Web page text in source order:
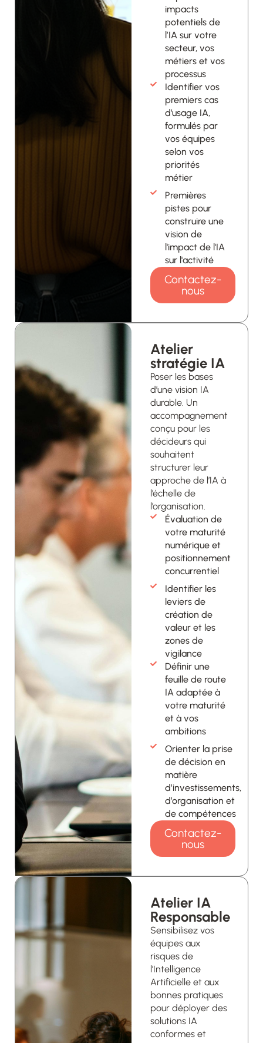
impacts
potentiels de
l’IA sur votre
secteur, vos
métiers et vos
processus
Identifier vos
premiers cas
d’usage IA,
formulés par
vos équipes
selon vos
priorités
métier
Premières
pistes pour
construire une
vision de
l'impact de l'IA
sur l'activité
Contactez-
nous
Atelier
stratégie IA
Poser les bases
d’une vision IA
durable. Un
accompagnement
conçu pour les
décideurs qui
souhaitent
structurer leur
approche de l’IA à
l’échelle de
l’organisation.
Évaluation de
votre maturité
numérique et
positionnement
concurrentiel
Identifier les
leviers de
création de
valeur et les
zones de
vigilance
Définir une
feuille de route
IA adaptée à
votre maturité
et à vos
ambitions
Orienter la prise
de décision en
matière
d’investissements,
d’organisation et
de compétences
Contactez-
nous
Atelier IA
Responsable
Sensibilisez vos
équipes aux
risques de
l’Intelligence
Artificielle et aux
bonnes pratiques
pour déployer des
solutions IA
conformes et